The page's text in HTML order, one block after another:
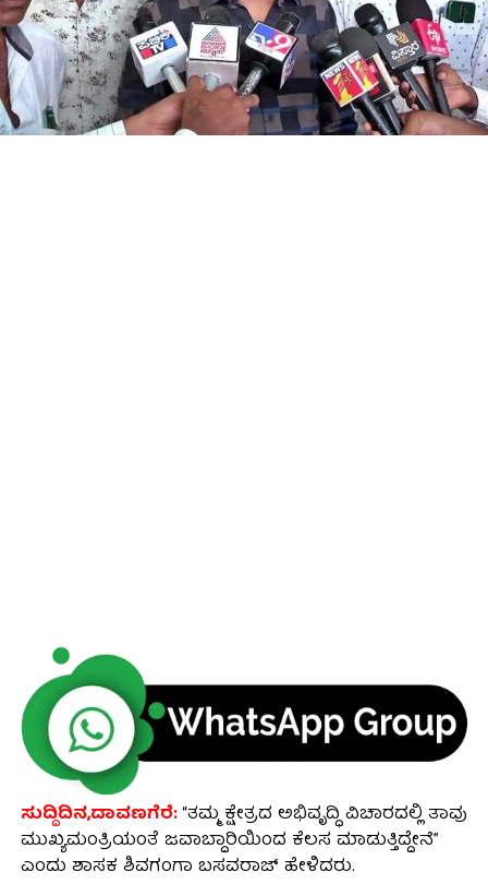
ಸುದ್ದಿದಿನ,ದಾವಣಗೆರೆ:“ತಮ್ಮ ಕ್ಷೇತ್ರದ ಅಭಿವೃದ್ಧಿ ವಿಚಾರದಲ್ಲಿ ತಾವು
ಮುಖ್ಯಮಂತ್ರಿಯಂತೆ ಜವಾಬ್ದಾರಿಯಿಂದ ಕೆಲಸ ಮಾಡುತ್ತಿದ್ದೇನೆ”
ಎಂದು ಶಾಸಕ ಶಿವಗಂಗಾ ಬಸವರಾಜ್ ಹೇಳಿದರು.